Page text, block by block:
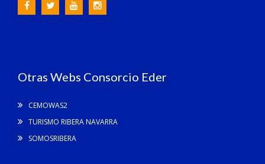
Otras Webs Consorcio Eder
CEMOWAS2
TURISMO RIBERA NAVARRA
SOMOSRIBERA